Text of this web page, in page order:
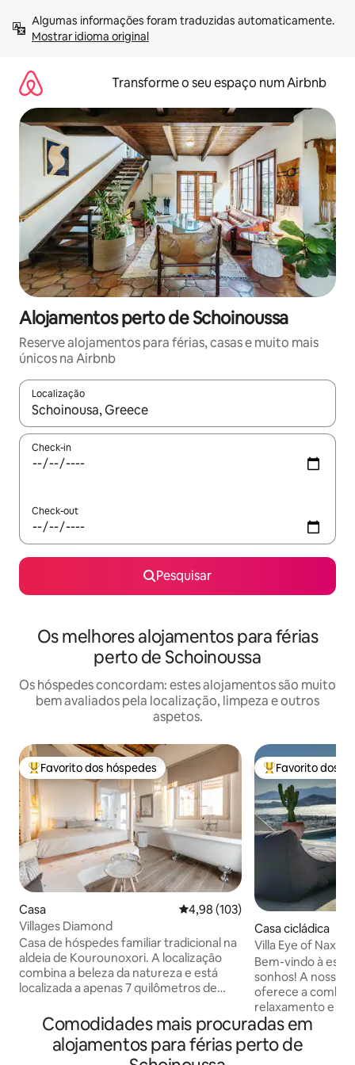
para
Mostrar idioma original
Transforme o seu espaço num Airbnb
Alojamentos perto de Schoinoussa
Reserve alojamentos para férias, casas e muito mais
únicos na Airbnb
Localização
Quando os resultados estiverem disponíveis, navegue com
Check-in
Check-out
Pesquisar
Os melhores alojamentos para férias
perto de Schoinoussa
Os hóspedes concordam: estes alojamentos são muito
bem avaliados pela localização, limpeza e outros
aspetos.
Favoritos dos hóspedes mais apreciados
Favorito dos hóspedes
Casa Classificação média de 4,98 em
4,98 (103)
Villages Diamond
Casa de hóspedes familiar tradicional na
aldeia de Kourounoxori. A localização
combina a beleza da natureza e está
localizada a apenas 7 quilômetros de
excelentes aldeias de tradição e sabor.
Em nosso alojamento você vai encontrar
uma cozinha totalmente equipada com
Favoritos dos
Favorito dos
Casa cicládica
Villa Eye of
privada.
Bem-vindo à
sonhos! A nossa
oferece a
relaxamento e
sua piscina
churrasqueira
inesquecíveis e
Comodidades mais procuradas em
alojamentos para férias perto de